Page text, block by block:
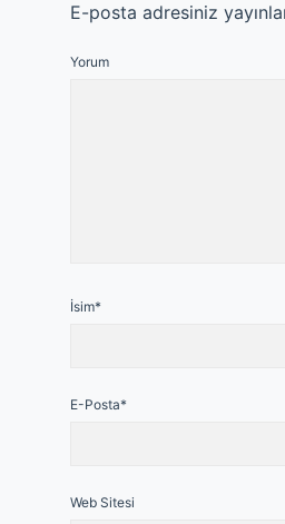
E-posta adresiniz
Yorum
İsim*
E-Posta*
Web Sitesi